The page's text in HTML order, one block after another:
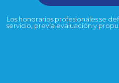
Los honorarios profesionales se
servicio, previa evaluación y